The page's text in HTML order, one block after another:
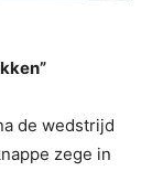
de wedstrijd
zege in